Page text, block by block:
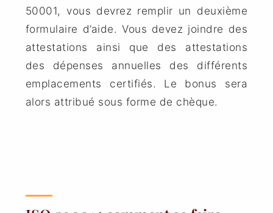
50001, vous devrez remplir un deuxième
formulaire d’aide. Vous devez joindre des
attestations ainsi que des attestations
des dépenses annuelles des différents
emplacements certifiés. Le bonus sera
alors attribué sous forme de chèque.